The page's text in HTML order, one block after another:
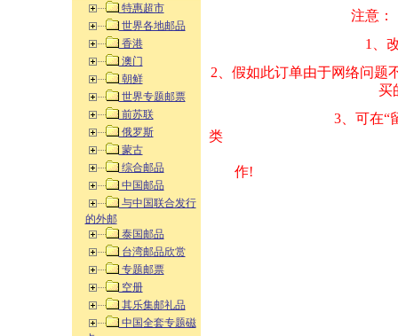
特惠超市
世界各地邮品
香港
澳门
朝鲜
世界专题邮票
前苏联
俄罗斯
蒙古
综合邮品
中国邮品
与中国联合发行
的外邮
泰国邮品
台湾邮品欣赏
专题邮票
空册
其乐集邮礼品
中国全套专题磁
注意：
1、改变商品数量
2、假如此订单由
买的邮品的“
3、可在“
类 方式告之
作!